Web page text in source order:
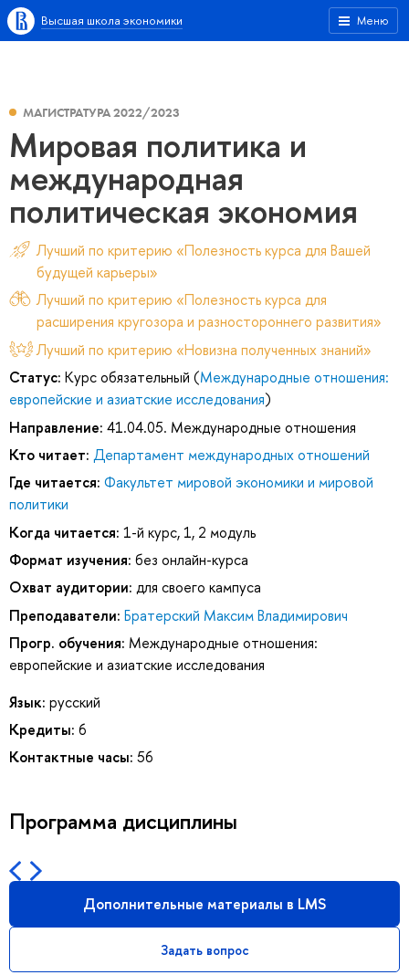
Меню
Высшая школа экономики
МАГИСТРАТУРА 2022/2023
Мировая политика и
международная
политическая экономия
Лучший по критерию «Полезность курса для Вашей
будущей карьеры»
Лучший по критерию «Полезность курса для
расширения кругозора и разностороннего развития»
Лучший по критерию «Новизна полученных знаний»
Статус: Курс обязательный (Международные отношения:
европейские и азиатские исследования)
Направление: 41.04.05. Международные отношения
Кто читает: Департамент международных отношений
Где читается: Факультет мировой экономики и мировой
политики
Когда читается: 1-й курс, 1, 2 модуль
Формат изучения: без онлайн-курса
Охват аудитории: для своего кампуса
Преподаватели: Братерский Максим Владимирович
Прогр. обучения: Международные отношения:
европейские и азиатские исследования
Язык: русский
Кредиты: 6
Контактные часы: 56
Программа дисциплины
Дополнительные материалы в LMS
Задать вопрос